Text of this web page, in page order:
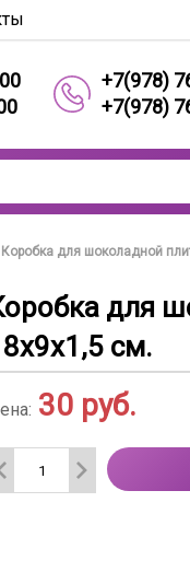
+7(978)
+7(978)
Коробка для шоколадной
для
см.
30 руб.